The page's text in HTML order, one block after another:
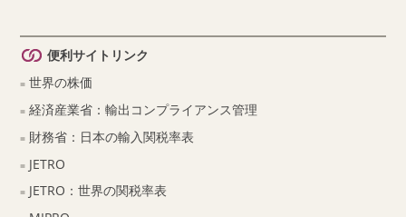
便利サイトリンク
世界の株価
経済産業省：輸出コンプライアンス管理
財務省：日本の輸入関税率表
JETRO
JETRO：世界の関税率表